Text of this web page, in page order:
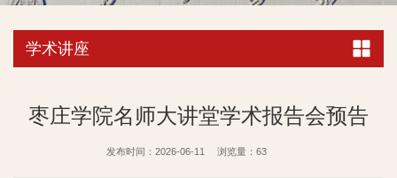
学术讲座
枣庄学院名师大讲堂学术报告会预告
发布时间：2026-06-11 浏览量： 63